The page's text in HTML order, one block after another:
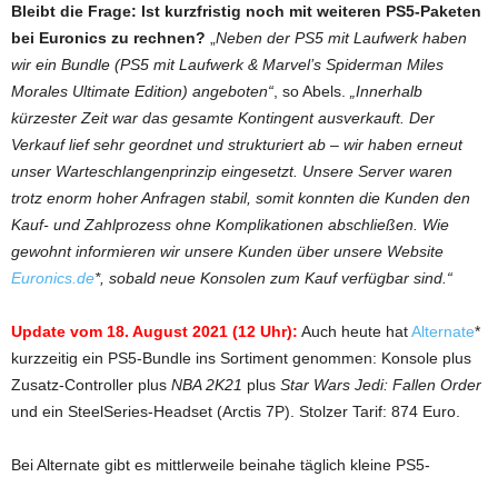
Bleibt die Frage: Ist kurzfristig noch mit weiteren PS5-Paketen
bei Euronics zu rechnen?
Neben der PS5 mit Laufwerk haben
wir ein Bundle (PS5 mit Laufwerk & Marvel’s Spiderman Miles
Morales Ultimate Edition) angeboten“ , so Abels.
„Innerhalb
kürzester Zeit war das gesamte Kontingent ausverkauft. Der
Verkauf lief sehr geordnet und strukturiert ab – wir haben erneut
unser Warteschlangenprinzip eingesetzt. Unsere Server waren
trotz enorm hoher Anfragen stabil, somit konnten die Kunden den
Kauf- und Zahlprozess ohne Komplikationen abschließen. Wie
gewohnt informieren wir unsere Kunden über unsere Website
Euronics.de*, sobald neue Konsolen zum Kauf verfügbar sind.“
Update vom 18. August 2021 (12 Uhr): Auch heute hatAlternate*
kurzzeitig ein PS5-Bundle ins Sortiment genommen: Konsole plus
Zusatz-Controller plus NBA 2K21 plus Star Wars Jedi: Fallen Order
und ein SteelSeries-Headset (Arctis 7P). Stolzer Tarif: 874 Euro.
Bei Alternate gibt es mittlerweile beinahe täglich kleine PS5-